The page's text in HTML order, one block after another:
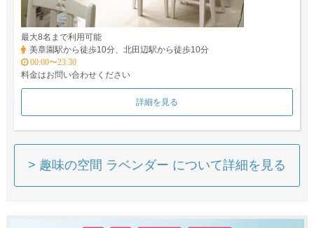
最大8名まで利用可能
美章園駅から徒歩10分、北田辺駅から徒歩10分
00:00〜23:30
料金はお問い合わせください
詳細を見る
> 趣味の空間 ラベンダー について詳細を見る